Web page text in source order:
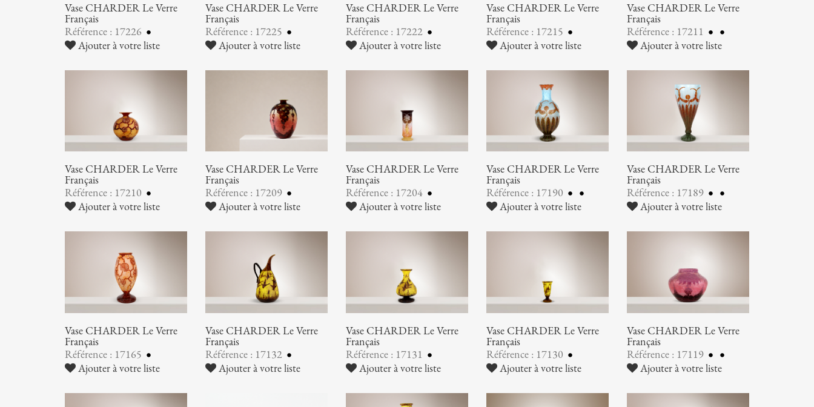
Vase CHARDER Le Verre
Français
Référence : 17226
Ajouter à votre liste
Vase CHARDER Le Verre
Français
Référence : 17225
Ajouter à votre liste
Vase CHARDER Le Verre
Français
Référence : 17222
Ajouter à votre liste
Vase CHARDER Le Verre
Français
Référence : 17215
Ajouter à votre liste
Vase CHARDER Le Verre
Français
Référence : 17211
Ajouter à votre liste
Vase CHARDER Le Verre
Français
Référence : 17210
Ajouter à votre liste
Vase CHARDER Le Verre
Français
Référence : 17209
Ajouter à votre liste
Vase CHARDER Le Verre
Français
Référence : 17204
Ajouter à votre liste
Vase CHARDER Le Verre
Français
Référence : 17190
Ajouter à votre liste
Vase CHARDER Le Verre
Français
Référence : 17189
Ajouter à votre liste
Vase CHARDER Le Verre
Français
Référence : 17165
Ajouter à votre liste
Vase CHARDER Le Verre
Français
Référence : 17132
Ajouter à votre liste
Vase CHARDER Le Verre
Français
Référence : 17131
Ajouter à votre liste
Vase CHARDER Le Verre
Français
Référence : 17130
Ajouter à votre liste
Vase CHARDER Le Verre
Français
Référence : 17119
Ajouter à votre liste